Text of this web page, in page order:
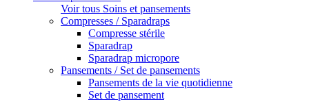
Voir tous Soins et pansements
Compresses / Sparadraps
Compresse stérile
Sparadrap
Sparadrap micropore
Pansements / Set de pansements
Pansements de la vie quotidienne
Set de pansement